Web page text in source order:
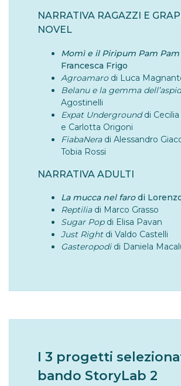
NARRATIVA RAGAZZI E
NOVEL
Momì e il Piripum Pam Pam
Francesca Frigo
Agroamarodi Luca
Belanu e la gemma
Agostinelli
Expat Undergrounddi Cecilia
e Carlotta Origoni
FiabaNeradi Alessandro
Tobia Rossi
NARRATIVA ADULTI
La mucca nel farodi
Reptilia di Marco Grasso
Sugar Popdi Elisa Pavan
Just Rightdi Valdo Castelli
Gasteropodidi Daniela
I 3 progetti
bando StoryLab 2